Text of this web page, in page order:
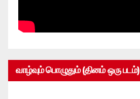
வாழ்வும் பொழுதும் (தினம் ஒரு படம்)